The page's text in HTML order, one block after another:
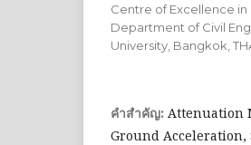
Centre of Excellence
Department of Civil
University, Bangkok,
คำสำคัญ: Attenuation
Ground Acceleration,